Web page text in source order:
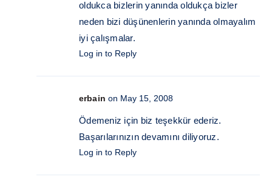
oldukca bizlerin yanında oldukça bizler
neden bizi düşünenlerin yanında olmayalım
iyi çalışmalar.
Log in to Reply
erbain on May 15, 2008
Ödemeniz için biz teşekkür ederiz.
Başarılarınızın devamını diliyoruz.
Log in to Reply